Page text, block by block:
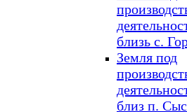
близь с.
Земля под
близ п.